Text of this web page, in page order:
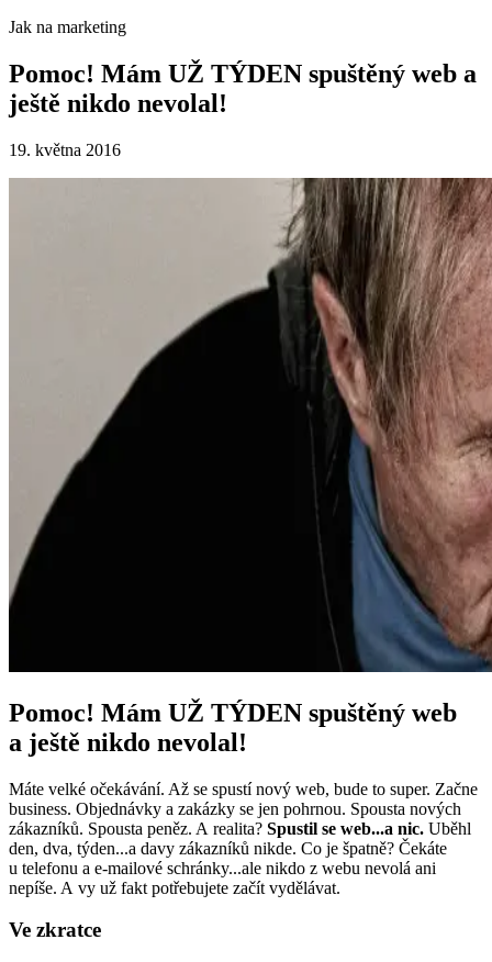
Jak na marketing
Pomoc! Mám UŽ TÝDEN spuštěný web a
ještě nikdo nevolal!
19. května 2016
Pomoc! Mám UŽ TÝDEN spuštěný web
a ještě nikdo nevolal!
Máte velké očekávání. Až se spustí nový web, bude to super. Začne
business. Objednávky a zakázky se jen pohrnou. Spousta nových
zákazníků. Spousta peněz. A realita? Spustil se web...a nic. Uběhl
den, dva, týden...a davy zákazníků nikde. Co je špatně? Čekáte
u telefonu a e-mailové schránky...ale nikdo z webu nevolá ani
nepíše. A vy už fakt potřebujete začít vydělávat.
Ve zkratce